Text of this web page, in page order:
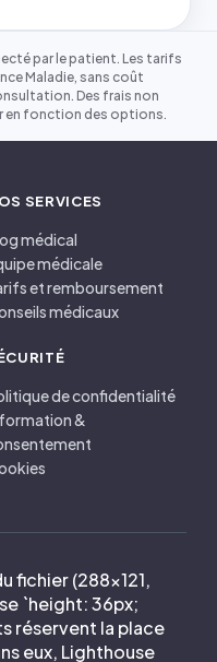
par le patient. Les tarifs
Maladie, sans coût
Des frais non
en fonction des options.
SERVICES
médical
médicale
et remboursement
médicaux
de confidentialité
&
fichier (288×121,
`height: 36px;
réservent la place
eux, Lighthouse